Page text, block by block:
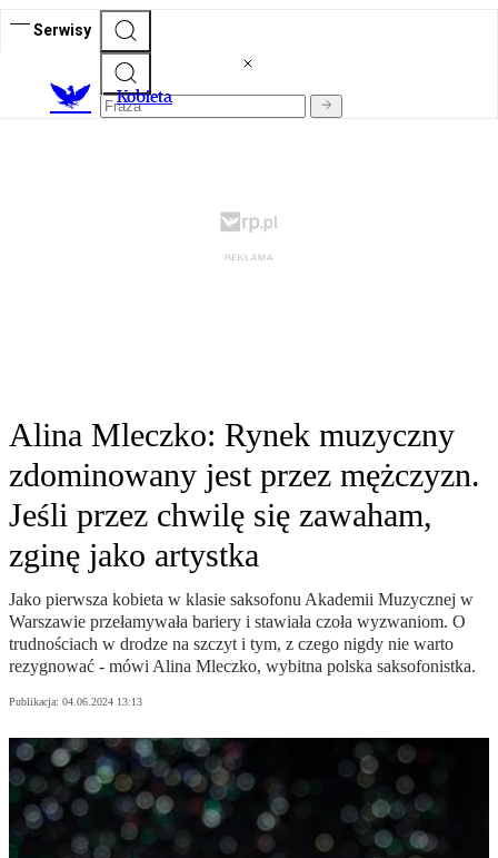
Serwisy
Kobieta
Alina Mleczko: Rynek muzyczny
zdominowany jest przez mężczyzn.
Jeśli przez chwilę się zawaham,
zginę jako artystka
Jako pierwsza kobieta w klasie saksofonu Akademii Muzycznej w
Warszawie przełamywała bariery i stawiała czoła wyzwaniom. O
trudnościach w drodze na szczyt i tym, z czego nigdy nie warto
rezygnować - mówi Alina Mleczko, wybitna polska saksofonistka.
Publikacja: 04.06.2024 13:13